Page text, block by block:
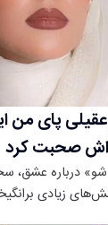
عقیلی پای من
صحبت کرد
شو» درباره
زیادی